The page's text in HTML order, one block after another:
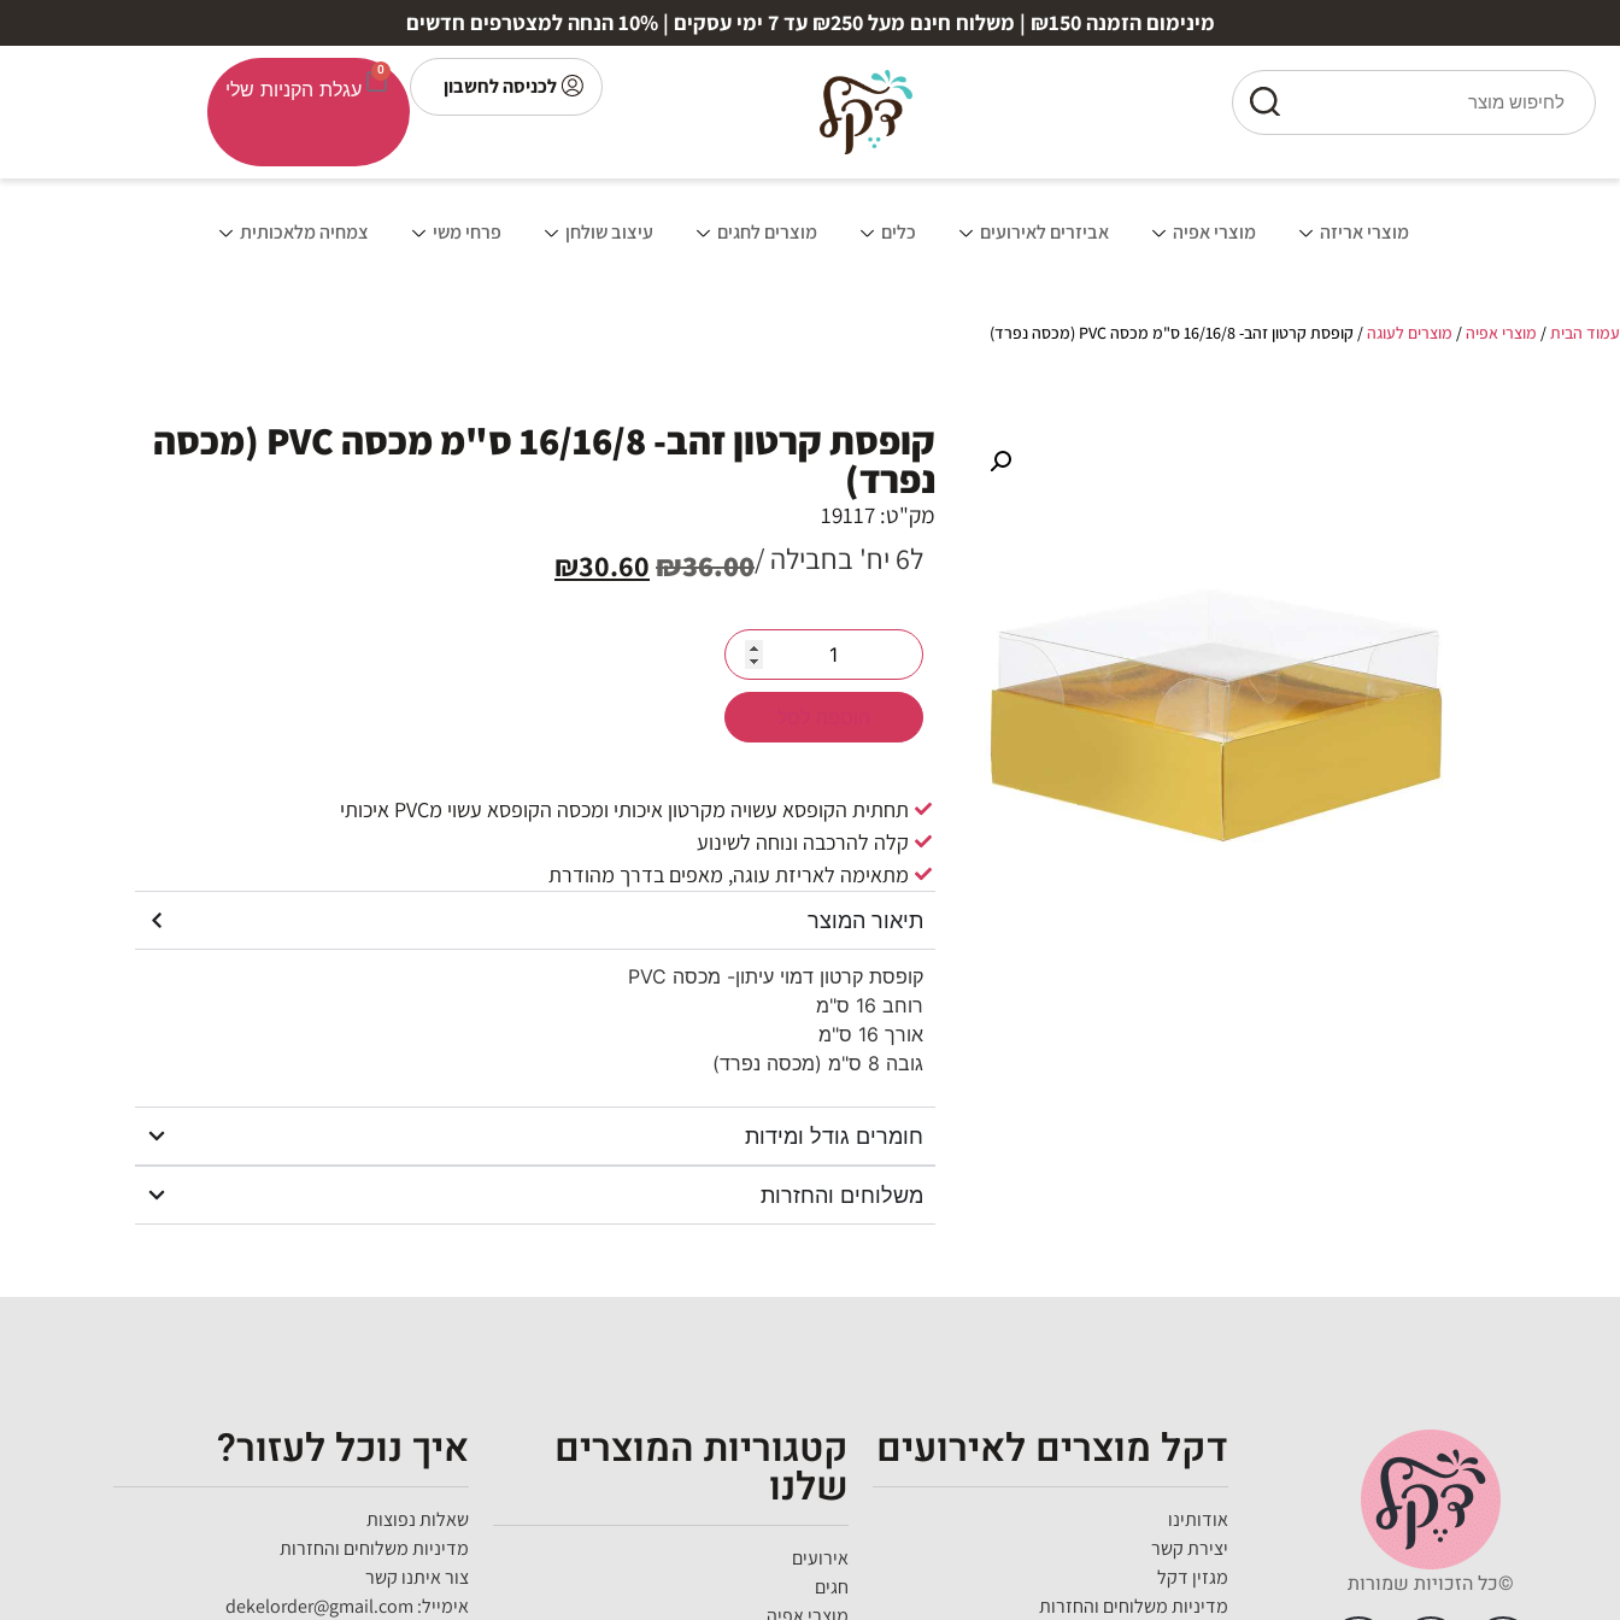
מינימום הזמנה ₪150 | משלוח חינם מעל ₪250 עד 7 ימי עסקים | 10% הנחה למצטרפים חדשים
לכניסה לחשבון
0
מוצרי אריזה מוצרי אפיה אביזרים לאירועים כלים מוצרים לחגים עיצוב שולחן פרחי משי צמחיה מלאכותית
עמוד הבית/ מוצרי אפיה/ מוצרים לעוגה/ קופסת קרטון זהב- 16/16/8 ס"מ מכסה PVC (מכסה נפרד)
קופסת קרטון זהב- 16/16/8 ס"מ מכסה PVC (מכסה
נפרד)
מק"ט: 19117
ל6 יח' בחבילה / ₪36.00
₪30.60
תחתית הקופסא עשויה מקרטון איכותי ומכסה הקופסא עשוי מPVC איכותי
קלה להרכבה ונוחה לשינוע
מתאימה לאריזת עוגה, מאפים בדרך מהודרת
תיאור המוצר
קופסת קרטון דמוי עיתון- מכסה PVC
רוחב 16 ס"מ
אורך 16 ס"מ
גובה 8 ס"מ (מכסה נפרד)
חומרים גודל ומידות
משלוחים והחזרות
©כל הזכויות שמורות
דקל מוצרים לאירועים
אודותינו
יצירת קשר
מגזין דקל
מדיניות משלוחים והחזרות
קטגוריות המוצרים
שלנו
אירועים
חגים
איך נוכל לעזור?
שאלות נפוצות
מדיניות משלוחים והחזרות
צור איתנו קשר
אימייל: dekelorder@gmail.com